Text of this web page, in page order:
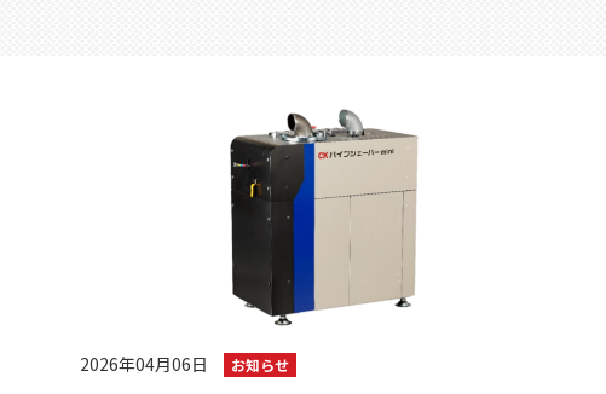
2026年04月06日 お知らせ